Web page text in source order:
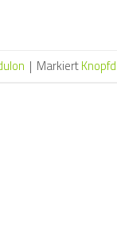
| Markiert